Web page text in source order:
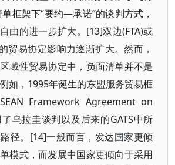
框架下“要约—承诺”的谈判方式，
由的进一步扩大。[13]双边(FTA)或
贸易协定影响力逐渐扩大。然而，
域性贸易协定中，负面清单并不是
如，1995年诞生的东盟服务贸易框
Framework Agreement on
乌拉圭谈判以及后来的GATS中所
径。[14]一般而言，发达国家更倾
模式，而发展中国家更倾向于采用